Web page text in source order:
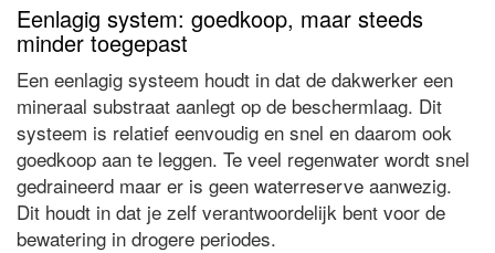
Eenlagig system: goedkoop, maar steeds
minder toegepast
Een eenlagig systeem houdt in dat de dakwerker een
mineraal substraat aanlegt op de beschermlaag. Dit
systeem is relatief eenvoudig en snel en daarom ook
goedkoop aan te leggen. Te veel regenwater wordt snel
gedraineerd maar er is geen waterreserve aanwezig.
Dit houdt in dat je zelf verantwoordelijk bent voor de
bewatering in drogere periodes.